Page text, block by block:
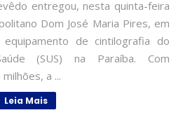
entregou, nesta quinta-feira
Dom José Maria Pires, em
de cintilografia do
(SUS) na Paraíba. Com
a ...
Leia Mais